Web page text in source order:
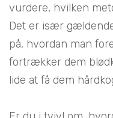
vurdere, hvilken
Det er især
på, hvordan man
fortrækker dem
lide at få dem